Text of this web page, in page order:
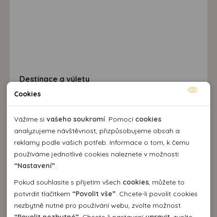
Destinace a výlety
Cookies
Vážíme si vašeho soukromí. Pomocí cookies
analyzujeme návštěvnost, přizpůsobujeme obsah a
reklamy podle vašich potřeb. Informace o tom, k čemu
používáme jednotlivé cookies naleznete v možnosti
“Nastavení”.
Pokud souhlasíte s přijetím všech cookies, můžete to
potvrdit tlačítkem “Povolit vše”. Chcete-li povolit cookies
nezbytně nutné pro používání webu, zvolte možnost
Nutné cookies pomáhají, aby byla webová stránka
použitelná tak, že umožní základní funkce jako navigace
stránky a přístup k zabezpečeným sekcím webové stránky.
Webová stránka nemůže správně fungovat bez těchto
cookies.
Analytické cookies
Pomocí analytických cookies můžeme měřit návštěvnost